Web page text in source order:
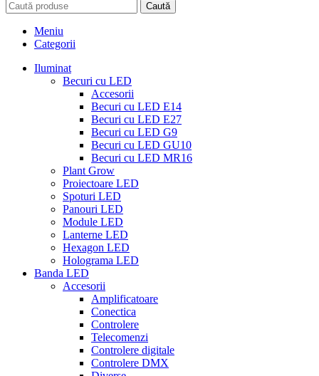
Caută
Meniu
Categorii
Iluminat
Becuri cu LED
Accesorii
Becuri cu LED E14
Becuri cu LED E27
Becuri cu LED G9
Becuri cu LED GU10
Becuri cu LED MR16
Plant Grow
Proiectoare LED
Spoturi LED
Panouri LED
Module LED
Lanterne LED
Hexagon LED
Holograma LED
Banda LED
Accesorii
Amplificatoare
Conectica
Controlere
Telecomenzi
Controlere digitale
Controlere DMX